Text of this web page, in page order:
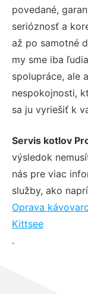
povedané,
serióznosť a
až po samotné
my sme iba
spolupráce, ale
nespokojnosti,
sa ju vyriešiť k
Servis kotlov
výsledok
nás pre viac
služby, ako
Oprava
Kittsee
.